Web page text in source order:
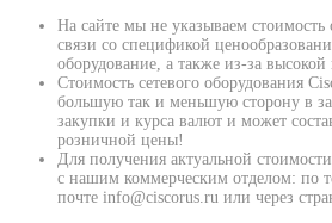
На сайте мы не указываем стоимость
связи со спецификой
оборудование, а также из-за высокой
Стоимость сетевого оборудования
большую так и меньшую сторону в
закупки и курса валют и может
розничной цены!
Для получения актуальной
с нашим коммерческим отделом: по
почте info@ciscorus.ru или через